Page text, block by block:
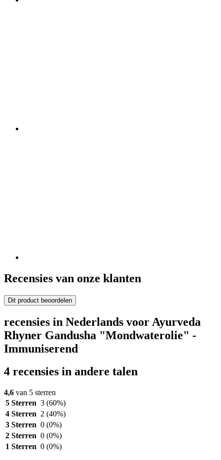
Recensies van onze klanten
Dit product beoordelen
recensies in Nederlands voor Ayurveda
Rhyner Gandusha "Mondwaterolie" -
Immuniserend
4 recensies in andere talen
4,6 van 5 sterren
5 Sterren 3 (60%)
4 Sterren 2 (40%)
3 Sterren 0 (0%)
2 Sterren 0 (0%)
1 Sterren 0 (0%)